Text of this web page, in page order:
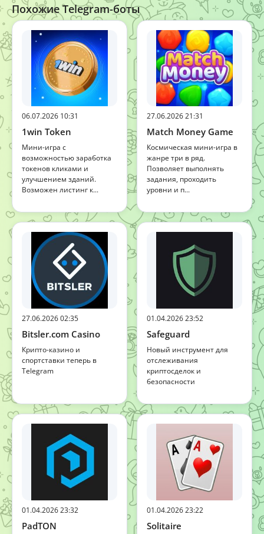
Похожие Telegram-боты
06.07.2026 10:31
1win Token
Мини-игра с
возможностью заработка
токенов кликами и
улучшением зданий.
Возможен листинг к...
27.06.2026 21:31
Match Money Game
Космическая мини-игра в
жанре три в ряд.
Позволяет выполнять
задания, проходить
уровни и п...
27.06.2026 02:35
Bitsler.com Casino
Крипто-казино и
спортставки теперь в
Telegram
01.04.2026 23:52
Safeguard
Новый инструмент для
отслеживания
криптосделок и
безопасности
01.04.2026 23:32
PadTON
01.04.2026 23:22
Solitaire